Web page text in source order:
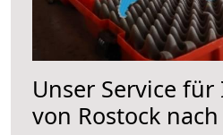
Unser Service
von Rostock